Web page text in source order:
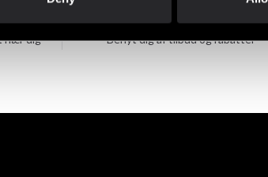
nær dig
Klubrabatter
Benyt dig af tilbud og rabatter